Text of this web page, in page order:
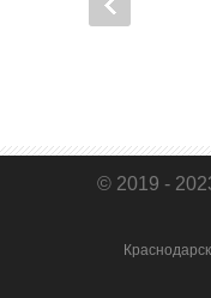
© 2019 -